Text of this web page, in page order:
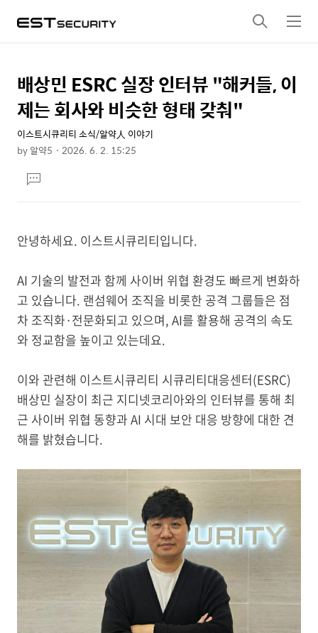
검
색
메
뉴
상
세
컨
텐
본
문
제
목
배상민 ESRC 실장 인터뷰 "해커들, 이
제는 회사와 비슷한 형태 갖춰"
이스트시큐리티 소식/알약人 이야기
by알약5 2026. 6. 2. 15:25
문댓
글
안녕하세요. 이스트시큐리티입니다.
AI 기술의 발전과 함께 사이버 위협 환경도 빠르게 변화하
고 있습니다. 랜섬웨어 조직을 비롯한 공격 그룹들은 점
차 조직화·전문화되고 있으며, AI를 활용해 공격의 속도
와 정교함을 높이고 있는데요.
이와 관련해 이스트시큐리티 시큐리티대응센터(ESRC)
배상민 실장이 최근 지디넷코리아와의 인터뷰를 통해 최
근 사이버 위협 동향과 AI 시대 보안 대응 방향에 대한 견
해를 밝혔습니다.